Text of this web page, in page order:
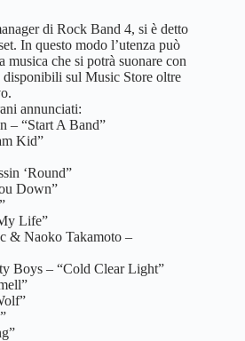
di Rock Band 4, si è detto
In questo modo l’utenza può
musica che si potrà suonare con
sul Music Store oltre
annunciati:
– “Start A Band”
Kid”
‘Round”
Down”
Life”
& Naoko Takamoto –
Boys – “Cold Clear Light”